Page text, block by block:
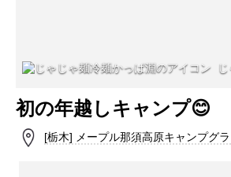
初の年越しキャンプ😊
[栃木] メープル那須高原キャンプグ